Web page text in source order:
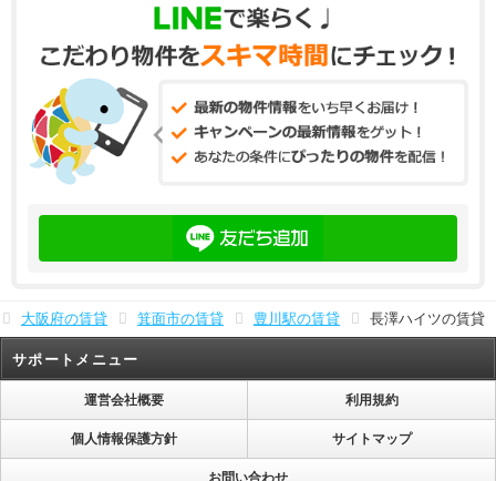
大阪府の賃貸 箕面市の賃貸 豊川駅の賃貸 長澤ハイツの賃貸
サポートメニュー
運営会社概要 利用規約
個人情報保護方針 サイトマップ
お問い合わせ